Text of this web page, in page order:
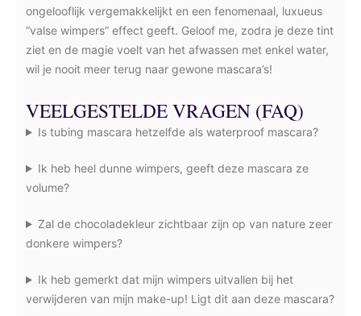
ongelooflijk vergemakkelijkt en een fenomenaal, luxueus
“valse wimpers” effect geeft. Geloof me, zodra je deze tint
ziet en de magie voelt van het afwassen met enkel water,
wil je nooit meer terug naar gewone mascara’s!
VEELGESTELDE VRAGEN (FAQ)
Is tubing mascara hetzelfde als waterproof mascara?
Ik heb heel dunne wimpers, geeft deze mascara ze
volume?
Zal de chocoladekleur zichtbaar zijn op van nature zeer
donkere wimpers?
Ik heb gemerkt dat mijn wimpers uitvallen bij het
verwijderen van mijn make-up! Ligt dit aan deze mascara?